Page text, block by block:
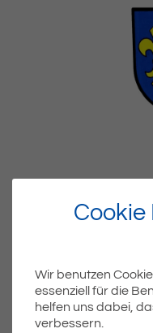
Teile Beitrag:
Cookie
Wir benutzen
essenziell für die
helfen uns dabei,
verbessern.